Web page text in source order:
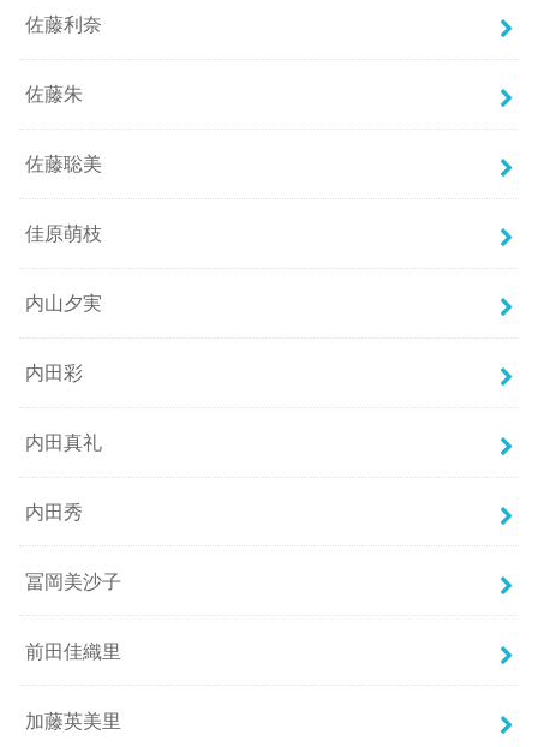
佐藤利奈
佐藤朱
佐藤聡美
佳原萌枝
内山夕実
内田彩
内田真礼
内田秀
冨岡美沙子
前田佳織里
加藤英美里